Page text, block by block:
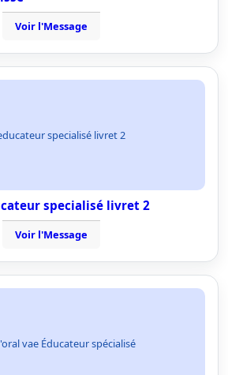
Voir l'Message
specialisé livret 2
specialisé livret 2
Voir l'Message
vae Éducateur spécialisé